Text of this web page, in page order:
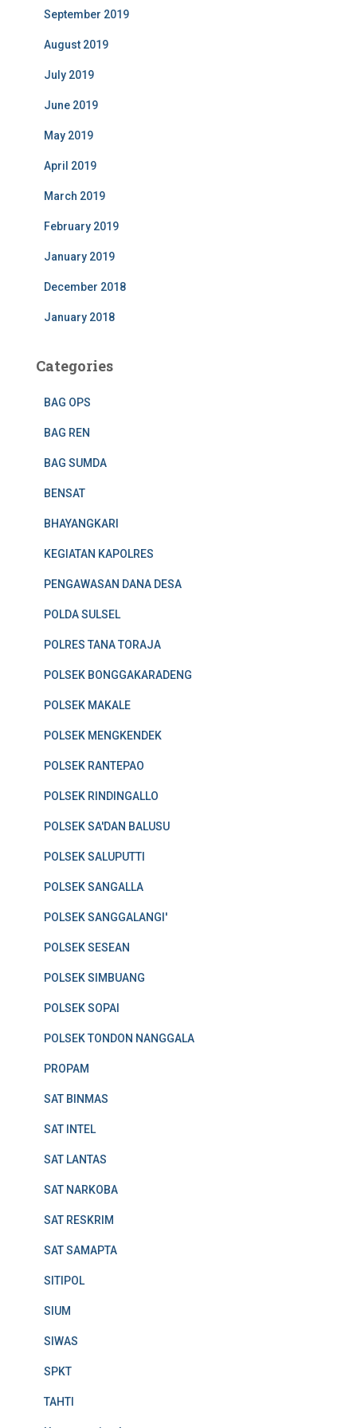
September 2019
August 2019
July 2019
June 2019
May 2019
April 2019
March 2019
February 2019
January 2019
December 2018
January 2018
Categories
BAG OPS
BAG REN
BAG SUMDA
BENSAT
BHAYANGKARI
KEGIATAN KAPOLRES
PENGAWASAN DANA DESA
POLDA SULSEL
POLRES TANA TORAJA
POLSEK BONGGAKARADENG
POLSEK MAKALE
POLSEK MENGKENDEK
POLSEK RANTEPAO
POLSEK RINDINGALLO
POLSEK SA'DAN BALUSU
POLSEK SALUPUTTI
POLSEK SANGALLA
POLSEK SANGGALANGI'
POLSEK SESEAN
POLSEK SIMBUANG
POLSEK SOPAI
POLSEK TONDON NANGGALA
PROPAM
SAT BINMAS
SAT INTEL
SAT LANTAS
SAT NARKOBA
SAT RESKRIM
SAT SAMAPTA
SITIPOL
SIUM
SIWAS
SPKT
TAHTI